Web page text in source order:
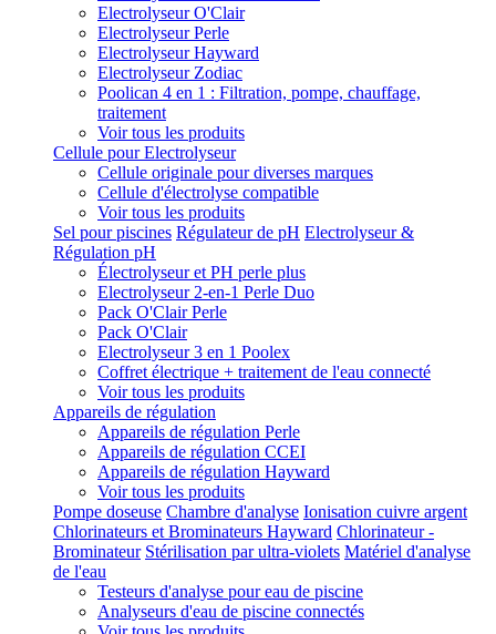
Electrolyseur O'Clair
Electrolyseur Perle
Electrolyseur Hayward
Electrolyseur Zodiac
Poolican 4 en 1 : Filtration, pompe, chauffage,
traitement
Voir tous les produits
Cellule pour Electrolyseur
Cellule originale pour diverses marques
Cellule d'électrolyse compatible
Voir tous les produits
Sel pour piscines Régulateur de pH Electrolyseur &
Régulation pH
Électrolyseur et PH perle plus
Electrolyseur 2-en-1 Perle Duo
Pack O'Clair Perle
Pack O'Clair
Electrolyseur 3 en 1 Poolex
Coffret électrique + traitement de l'eau connecté
Voir tous les produits
Appareils de régulation
Appareils de régulation Perle
Appareils de régulation CCEI
Appareils de régulation Hayward
Voir tous les produits
Pompe doseuse Chambre d'analyse Ionisation cuivre argent
Chlorinateurs et Brominateurs Hayward Chlorinateur -
Brominateur Stérilisation par ultra-violets Matériel d'analyse
de l'eau
Testeurs d'analyse pour eau de piscine
Analyseurs d'eau de piscine connectés